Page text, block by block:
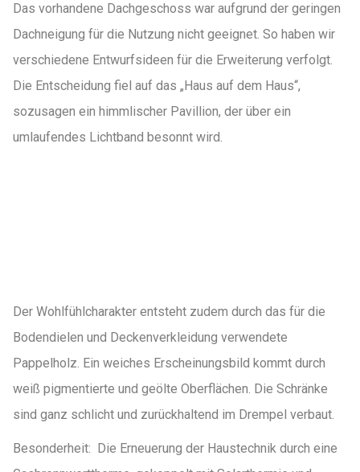
Das vorhandene Dachgeschoss war aufgrund der geringen
Dachneigung für die Nutzung nicht geeignet. So haben wir
verschiedene Entwurfsideen für die Erweiterung verfolgt.
Die Entscheidung fiel auf das „Haus auf dem Haus“,
sozusagen ein himmlischer Pavillion, der über ein
umlaufendes Lichtband besonnt wird.
Der Wohlfühlcharakter entsteht zudem durch das für die
Bodendielen und Deckenverkleidung verwendete
Pappelholz. Ein weiches Erscheinungsbild kommt durch
weiß pigmentierte und geölte Oberflächen. Die Schränke
sind ganz schlicht und zurückhaltend im Drempel verbaut.
Besonderheit: Die Erneuerung der Haustechnik durch eine